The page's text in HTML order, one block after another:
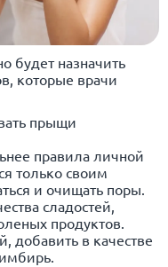
будет назначить
которые врачи
прыщи
правила личной
только своим
и очищать поры.
сладостей,
продуктов.
добавить в качестве